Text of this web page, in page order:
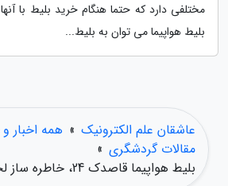
مختلفی دارد که حتما هنگام خرید بلیط با
بلیط هواپیما می توان به بلیط...
عاشقان علم الکترونیک » همه اخبار
مقالات گردشگری »
بلیط هواپیما قاصدک 24، خاطره ساز لحظه های شما